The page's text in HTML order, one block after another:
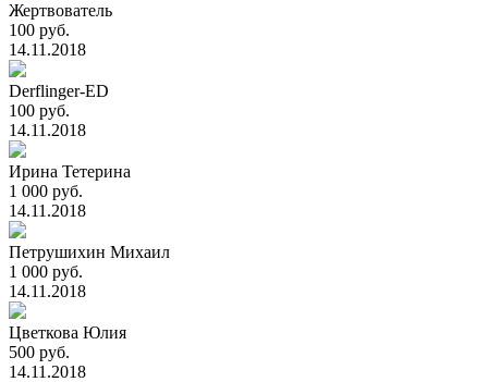
Жертвователь
100 руб.
14.11.2018
Derflinger-ED
100 руб.
14.11.2018
Ирина Тетерина
1 000 руб.
14.11.2018
Петрушихин Михаил
1 000 руб.
14.11.2018
Цветкова Юлия
500 руб.
14.11.2018